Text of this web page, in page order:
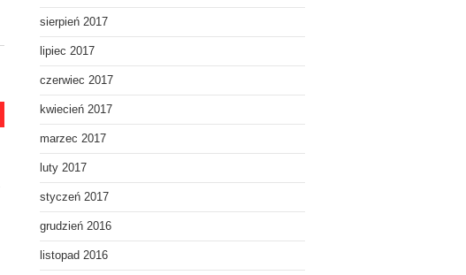
sierpień 2017
lipiec 2017
czerwiec 2017
kwiecień 2017
marzec 2017
luty 2017
styczeń 2017
grudzień 2016
listopad 2016